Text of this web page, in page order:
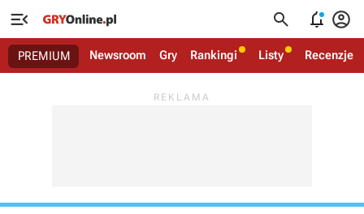
   
PREMIUM Newsroom Gry Rankingi Listy Recenzje